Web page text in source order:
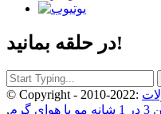
در حلقه بمانید!
,